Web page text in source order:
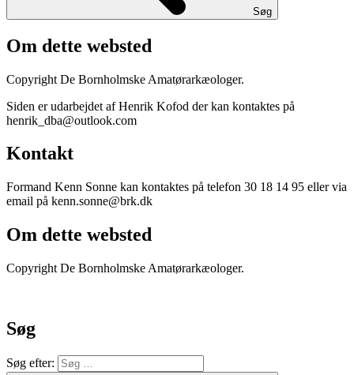
Søg
Om dette websted
Copyright De Bornholmske Amatørarkæologer.
Siden er udarbejdet af Henrik Kofod der kan kontaktes på
henrik_dba@outlook.com
Kontakt
Formand Kenn Sonne kan kontaktes på telefon 30 18 14 95 eller via
email på kenn.sonne@brk.dk
Om dette websted
Copyright De Bornholmske Amatørarkæologer.
Søg
Søg efter: